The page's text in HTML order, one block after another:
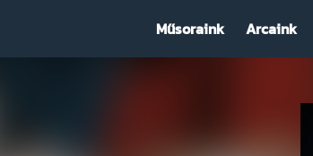
Műsoraink Arcaink